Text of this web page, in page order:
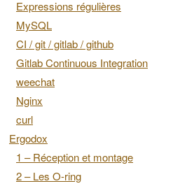
Expressions régulières
MySQL
CI / git / gitlab / github
Gitlab Continuous Integration
weechat
Nginx
curl
Ergodox
1 – Réception et montage
2 – Les O-ring